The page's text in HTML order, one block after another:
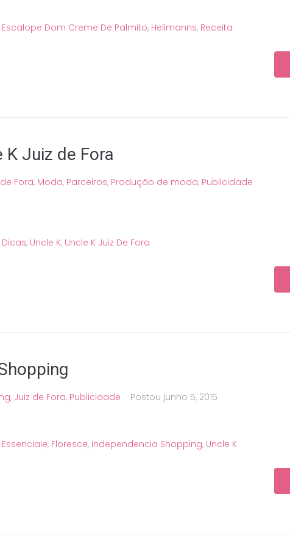
Escalope Dom Creme De Palmito, Hellmanns, Receita
K Juiz de Fora
Fora, Moda, Parceiros, Produção de moda, Publicidade
Dicas, Uncle K, Uncle K Juiz De Fora
, Juiz de Fora, Publicidade Postou junho 5, 2015
Essenciale, Floresce, Independencia Shopping, Uncle K